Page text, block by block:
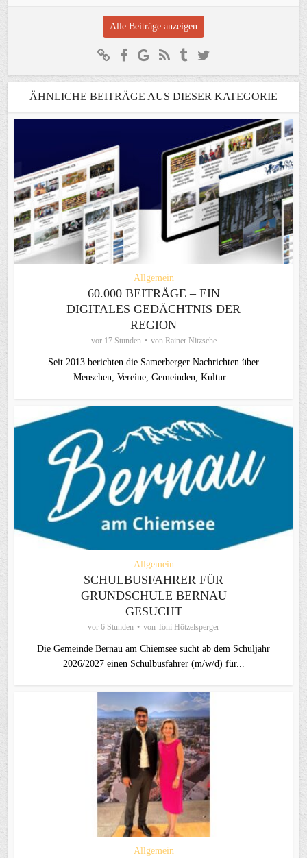
Alle Beiträge anzeigen
ÄHNLICHE BEITRÄGE AUS DIESER KATEGORIE
Allgemein
60.000 BEITRÄGE – EIN
DIGITALES GEDÄCHTNIS DER
REGION
vor 17 Stunden von Rainer Nitzsche
Seit 2013 berichten die Samerberger Nachrichten über
Menschen, Vereine, Gemeinden, Kultur...
Allgemein
SCHULBUSFAHRER FÜR
GRUNDSCHULE BERNAU
GESUCHT
vor 6 Stunden von Toni Hötzelsperger
Die Gemeinde Bernau am Chiemsee sucht ab dem Schuljahr
2026/2027 einen Schulbusfahrer (m/w/d) für...
Allgemein